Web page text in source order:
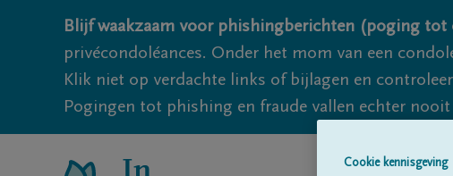
Blijf waakzaam voor phishingberichten (poging
privécondoléances. Onder het mom van een
Klik niet op verdachte links of bijlagen en
Pogingen tot phishing en fraude vallen echter
Cookie kennisgeving